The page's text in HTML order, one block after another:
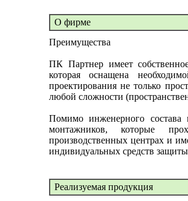
О фирме
Преимущества
ПК Партнер имеет
которая оснащена
проектирования не только
любой сложности
Помимо инженерного
монтажников, которые
производственных центрах и
индивидуальных средств
Реализуемая продукция